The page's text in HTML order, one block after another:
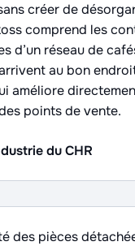
créer de
comprend les
d’un réseau de
au bon
améliore
points de vente.
du CHR
des pièces